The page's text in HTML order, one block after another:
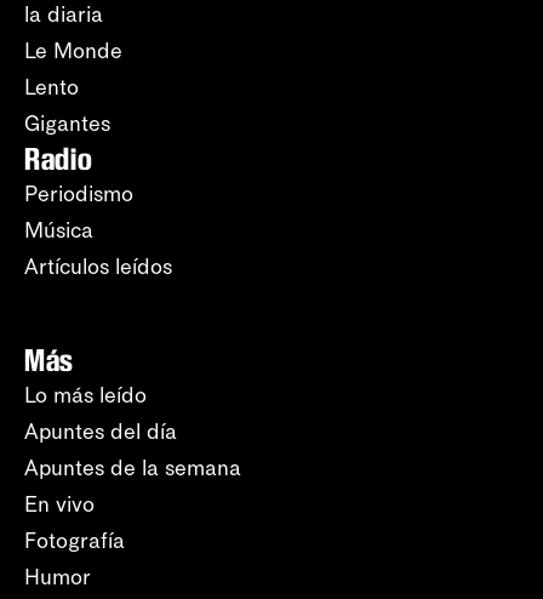
la diaria
Le Monde
Lento
Gigantes
Radio
Periodismo
Música
Artículos leídos
Más
Lo más leído
Apuntes del día
Apuntes de la semana
En vivo
Fotografía
Humor